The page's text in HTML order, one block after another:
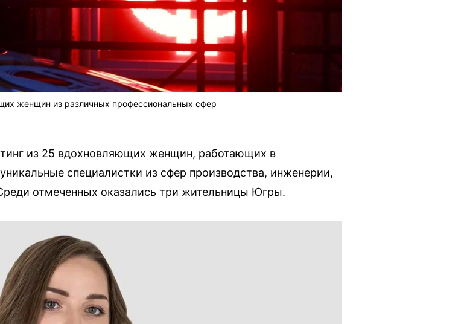
женщин из различных профессиональных сфер
из 25 вдохновляющих женщин, работающих в
специалистки из сфер производства, инженерии,
отмеченных оказались три жительницы Югры.